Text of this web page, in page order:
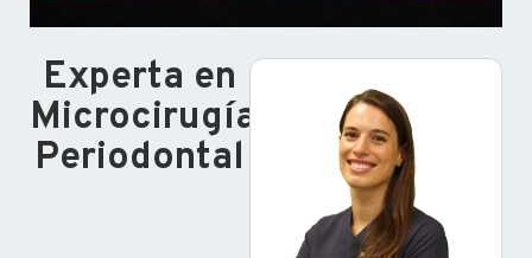
Experta en
Microcirugía
Periodontal